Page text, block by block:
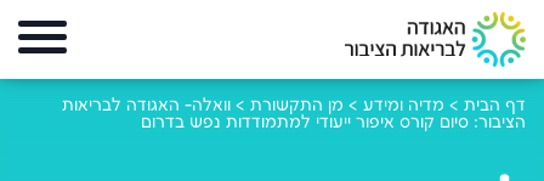
דף הבית > מדיה ומידע > מן התקשורת > וואלה- האגודה לבריאות
הציבור: סיום קורס איפור ייעודי למתמודדות נפש בדרום